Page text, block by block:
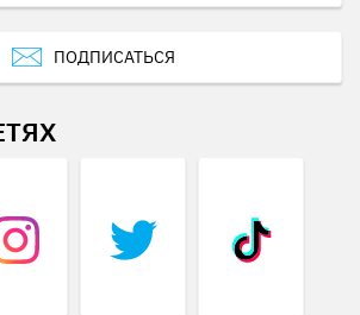
ПОДПИСАТЬСЯ